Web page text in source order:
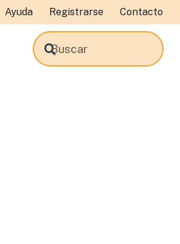
Ayuda Registrarse Contacto